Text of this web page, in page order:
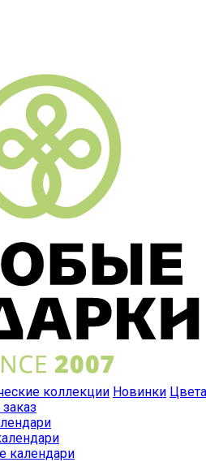
коллекции Новинки Цвета
календари